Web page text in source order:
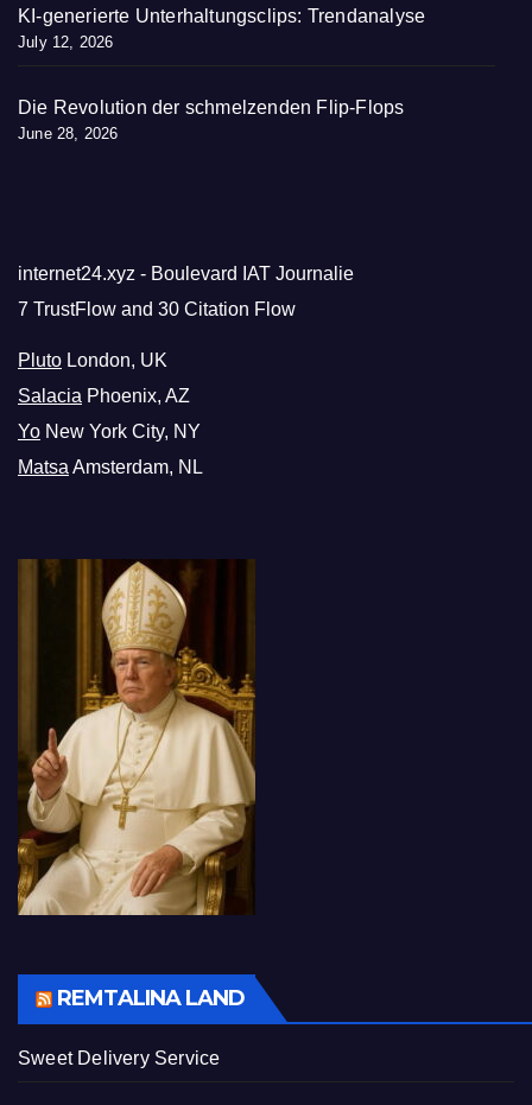
KI-generierte Unterhaltungsclips: Trendanalyse
July 12, 2026
Die Revolution der schmelzenden Flip-Flops
June 28, 2026
internet24.xyz - Boulevard IAT Journalie
7 TrustFlow and 30 Citation Flow
Pluto London, UK
Salacia Phoenix, AZ
Yo New York City, NY
Matsa Amsterdam, NL
REMTALINA LAND
Sweet Delivery Service